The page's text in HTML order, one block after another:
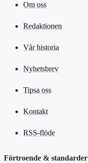
Om oss
Redaktionen
Vår historia
Nyhetsbrev
Tipsa oss
Kontakt
RSS-flöde
Förtroende & standarder